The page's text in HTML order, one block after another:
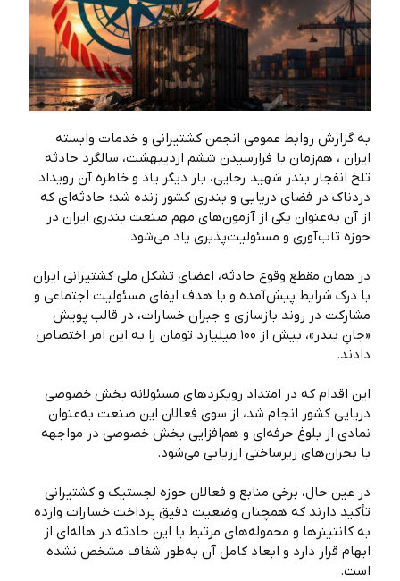
به گزارش روابط عمومی انجمن کشتیرانی و خدمات وابسته
ایران ، هم‌زمان با فرارسیدن ششم اردیبهشت، سالگرد حادثه
تلخ انفجار بندر شهید رجایی، بار دیگر یاد و خاطره آن رویداد
دردناک در فضای دریایی و بندری کشور زنده شد؛ حادثه‌ای که
از آن به‌عنوان یکی از آزمون‌های مهم صنعت بندری ایران در
حوزه تاب‌آوری و مسئولیت‌پذیری یاد می‌شود.
در همان مقطع وقوع حادثه، اعضای تشکل ملی کشتیرانی ایران
با درک شرایط پیش‌آمده و با هدف ایفای مسئولیت اجتماعی و
مشارکت در روند بازسازی و جبران خسارات، در قالب پویش
«جانِ بندر»، بیش از ۱۰۰ میلیارد تومان را به این امر اختصاص
دادند.
این اقدام که در امتداد رویکردهای مسئولانه بخش خصوصی
دریایی کشور انجام شد، از سوی فعالان این صنعت به‌عنوان
نمادی از بلوغ حرفه‌ای و هم‌افزایی بخش خصوصی در مواجهه
با بحران‌های زیرساختی ارزیابی می‌شود.
در عین حال، برخی منابع و فعالان حوزه لجستیک و کشتیرانی
تأکید دارند که همچنان وضعیت دقیق پرداخت خسارات وارده
به کانتینرها و محموله‌های مرتبط با این حادثه در هاله‌ای از
ابهام قرار دارد و ابعاد کامل آن به‌طور شفاف مشخص نشده
است.